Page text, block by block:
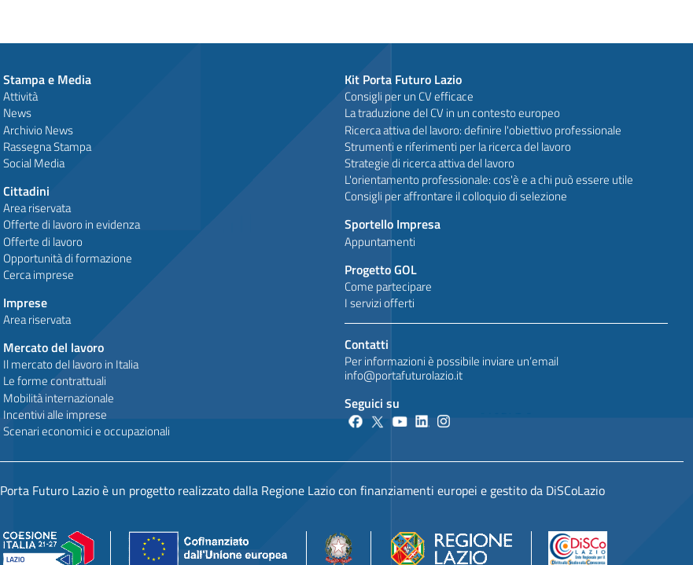
Stampa e Media
Attività
News
Archivio News
Rassegna Stampa
Social Media
Cittadini
Area riservata
Offerte di lavoro in evidenza
Offerte di lavoro
Opportunità di formazione
Cerca imprese
Imprese
Area riservata
Mercato del lavoro
Il mercato del lavoro in Italia
Le forme contrattuali
Mobilità internazionale
Incentivi alle imprese
Scenari economici e occupazionali
Kit Porta Futuro Lazio
Consigli per un CV efficace
La traduzione del CV in un contesto europeo
Ricerca attiva del lavoro: definire l'obiettivo professionale
Strumenti e riferimenti per la ricerca del lavoro
Strategie di ricerca attiva del lavoro
L'orientamento professionale: cos'è e a chi può essere utile
Consigli per affrontare il colloquio di selezione
Sportello Impresa
Appuntamenti
Progetto GOL
Come partecipare
I servizi offerti
Contatti
Per informazioni è possibile inviare un’email
info@portafuturolazio.it
Seguici su
Porta Futuro Lazio è un progetto realizzato dalla Regione Lazio con finanziamenti europei e gestito da DiSCoLazio